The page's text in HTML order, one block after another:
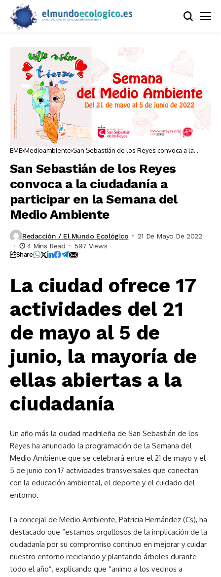
EME Medioambiente San Sebastián de los Reyes convoca a la
Medio Ambiente
San Sebastián de los Reyes
convoca a la ciudadanía a
participar en la Semana del
Medio Ambiente
Redacción / El Mundo Ecológico
21 De Mayo De 2022
4 Mins Read
597 Views
Share
La ciudad ofrece 17
actividades del 21
de mayo al 5 de
junio, la mayoría de
ellas abiertas a la
ciudadanía
Un año más la ciudad madrileña de San Sebastián de los
Reyes ha anunciado la programación de la Semana del
Medio Ambiente que se celebrará entre el 21 de mayo y el
5 de junio con 17 actividades transversales que conectan
con la educación ambiental, el deporte y el cuidado del
entorno.
La concejal de Medio Ambiente, Patricia Hernández (Cs), ha
destacado que “estamos orgullosos de la implicación de la
ciudadanía por su compromiso continuo en mejorar y cuidar
nuestro entorno reciclando y plantando árboles durante
todo el año”, explicando que “animo a los vecinos a